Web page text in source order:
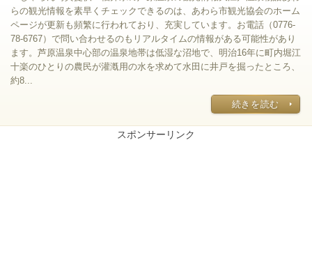
らの観光情報を素早くチェックできるのは、あわら市観光協会のホーム
ページが更新も頻繁に行われており、充実しています。お電話（0776-
78-6767）で問い合わせるのもリアルタイムの情報がある可能性があり
ます。芦原温泉中心部の温泉地帯は低湿な沼地で、明治16年に町内堀江
十楽のひとりの農民が灌漑用の水を求めて水田に井戸を掘ったところ、
約8...
続きを読む
スポンサーリンク